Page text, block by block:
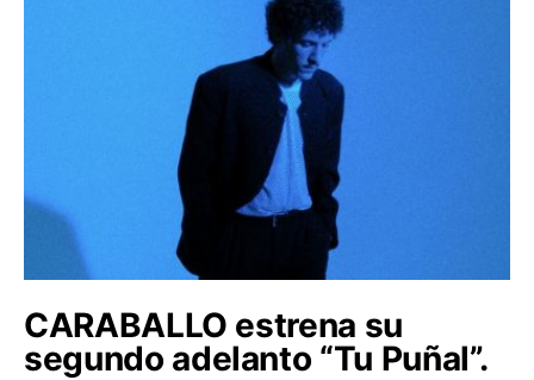
CARABALLO estrena su
segundo adelanto “Tu Puñal”.